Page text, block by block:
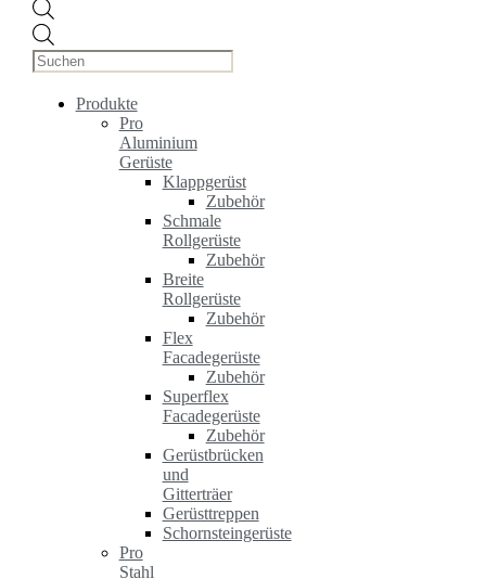
search
Produkte
Pro
Aluminium
Gerüste
Klappgerüst
Zubehör
Schmale
Rollgerüste
Zubehör
Breite
Rollgerüste
Zubehör
Flex
Facadegerüste
Zubehör
Superflex
Facadegerüste
Zubehör
Gerüstbrücken
und
Gitterträer
Gerüsttreppen
Schornsteingerüste
Pro
Stahl